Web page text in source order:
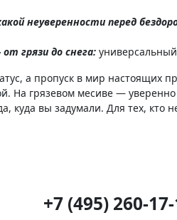
неуверенности перед
грязи до снега:
а пропуск в мир настоящих
На грязевом месиве —
куда вы задумали. Для тех,
+7 (495) 260-